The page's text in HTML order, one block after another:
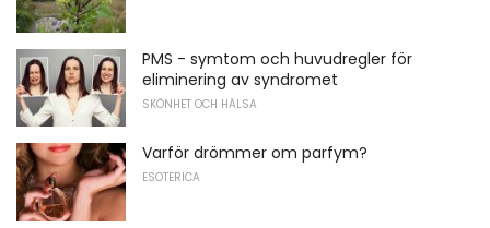
PMS - symtom och huvudregler för
eliminering av syndromet
SKÖNHET OCH HÄLSA
Varför drömmer om parfym?
ESOTERICA